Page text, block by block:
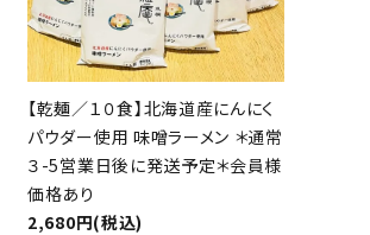
【乾麺／１０食】北海道産にんにく
パウダー使用 味噌ラーメン ＊通常
３-5営業日後に発送予定＊会員様
価格あり
2,680円(税込)